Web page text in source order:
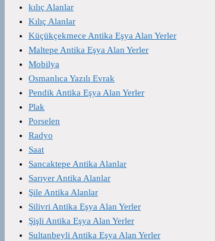
kılıç Alanlar
Kılıç Alanlar
Küçükçekmece Antika Eşya Alan Yerler
Maltepe Antika Eşya Alan Yerler
Mobilya
Osmanlıca Yazılı Evrak
Pendik Antika Eşya Alan Yerler
Plak
Porselen
Radyo
Saat
Sancaktepe Antika Alanlar
Sarıyer Antika Alanlar
Şile Antika Alanlar
Silivri Antika Eşya Alan Yerler
Şişli Antika Eşya Alan Yerler
Sultanbeyli Antika Eşya Alan Yerler